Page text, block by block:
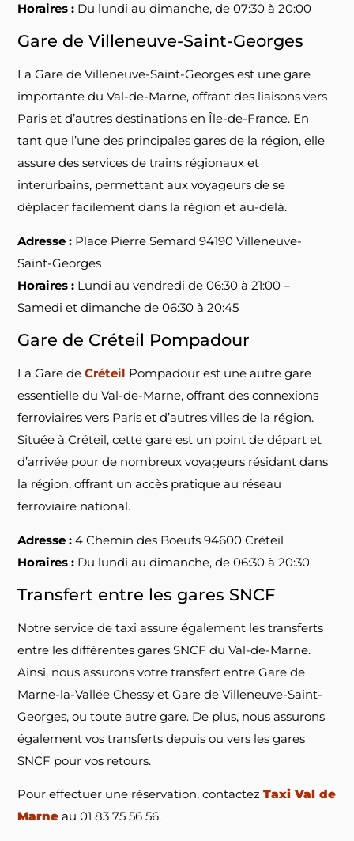
Horaires : Du lundi au dimanche, de 07:30 à 20:00
Gare de Villeneuve-Saint-Georges
La Gare de Villeneuve-Saint-Georges est une gare
importante du Val-de-Marne, offrant des liaisons vers
Paris et d’autres destinations en Île-de-France. En
tant que l’une des principales gares de la région, elle
assure des services de trains régionaux et
interurbains, permettant aux voyageurs de se
déplacer facilement dans la région et au-delà.
Adresse : Place Pierre Semard 94190 Villeneuve-
Saint-Georges
Horaires : Lundi au vendredi de 06:30 à 21:00 –
Samedi et dimanche de 06:30 à 20:45
Gare de Créteil Pompadour
La Gare deCréteil Pompadour est une autre gare
essentielle du Val-de-Marne, offrant des connexions
ferroviaires vers Paris et d’autres villes de la région.
Située à Créteil, cette gare est un point de départ et
d’arrivée pour de nombreux voyageurs résidant dans
la région, offrant un accès pratique au réseau
ferroviaire national.
Adresse : 4 Chemin des Boeufs 94600 Créteil
Horaires : Du lundi au dimanche, de 06:30 à 20:30
Transfert entre les gares SNCF
Notre service de taxi assure également les transferts
entre les différentes gares SNCF du Val-de-Marne.
Ainsi, nous assurons votre transfert entre Gare de
Marne-la-Vallée Chessy et Gare de Villeneuve-Saint-
Georges, ou toute autre gare. De plus, nous assurons
également vos transferts depuis ou vers les gares
SNCF pour vos retours.
Pour effectuer une réservation, contactezTaxi Val de
Marne au 01 83 75 56 56.